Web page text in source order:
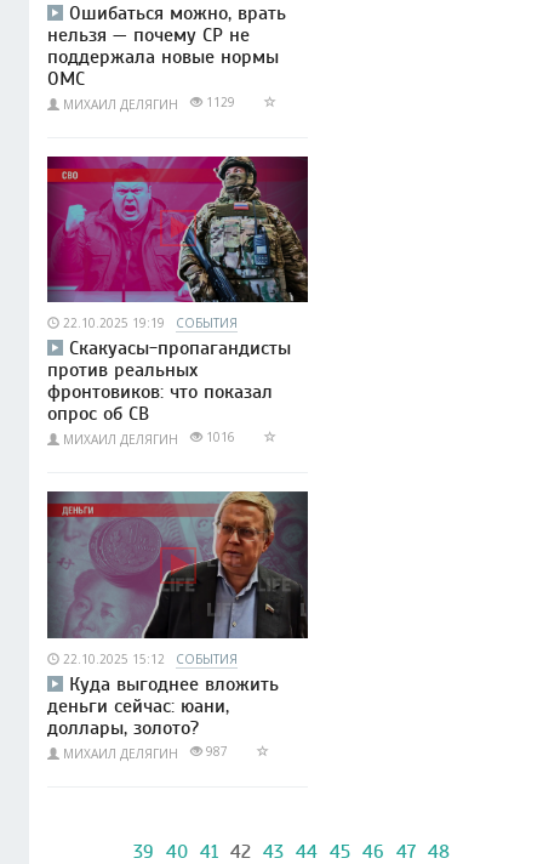
Ошибаться можно, врать
нельзя — почему СР не
поддержала новые нормы
ОМС
МИХАИЛ ДЕЛЯГИН 1129
22.10.2025 19:19 СОБЫТИЯ
Скакуасы-пропагандисты
против реальных
фронтовиков: что показал
опрос об СВ
МИХАИЛ ДЕЛЯГИН 1016
22.10.2025 15:12 СОБЫТИЯ
Куда выгоднее вложить
деньги сейчас: юани,
доллары, золото?
МИХАИЛ ДЕЛЯГИН 987
39 40 41 42 43 44 45 46 47 48